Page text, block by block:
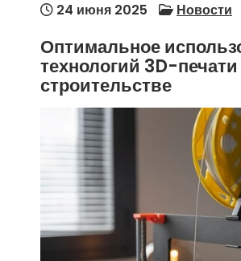
24 июня 2025 Новости
Оптимальное
технологий 3D-
строительстве